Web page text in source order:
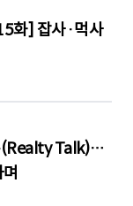
화] 잡사·먹사
(Realty Talk)…